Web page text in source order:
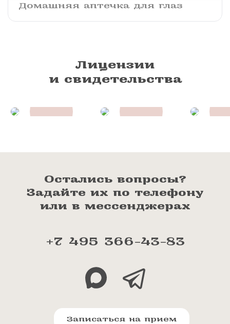
Домашняя аптечка для глаз
Лицензии
и свидетельства
Остались вопросы?
Задайте их по телефону
или в мессенджерах
+7 495 366-43-83
Записаться на прием